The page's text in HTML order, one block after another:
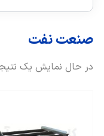
صنعت نفت
در حال نمایش یک